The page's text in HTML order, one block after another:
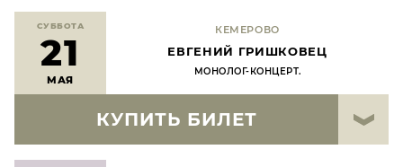
СУББОТА
21
МАЯ
КЕМЕРОВО
ЕВГЕНИЙ ГРИШКОВЕЦ
МОНОЛОГ-КОНЦЕРТ.
КУПИТЬ БИЛЕТ